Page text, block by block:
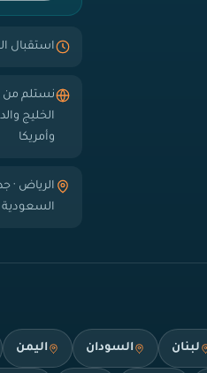
استقبال
نستلم من
الخليج
وأمريكا
الرياض ·
السعودية
لبنان السودان اليمن